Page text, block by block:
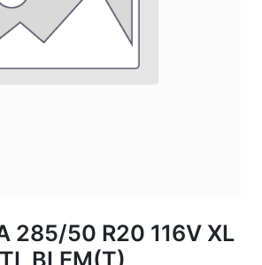
285/50 R20 116V XL
BLEM(T)